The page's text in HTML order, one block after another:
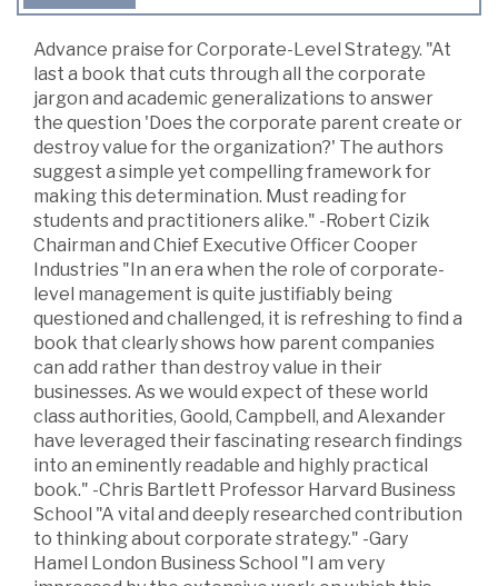
Advance praise for Corporate-Level Strategy. "At
last a book that cuts through all the corporate
jargon and academic generalizations to answer
the question 'Does the corporate parent create or
destroy value for the organization?' The authors
suggest a simple yet compelling framework for
making this determination. Must reading for
students and practitioners alike." -Robert Cizik
Chairman and Chief Executive Officer Cooper
Industries "In an era when the role of corporate-
level management is quite justifiably being
questioned and challenged, it is refreshing to find a
book that clearly shows how parent companies
can add rather than destroy value in their
businesses. As we would expect of these world
class authorities, Goold, Campbell, and Alexander
have leveraged their fascinating research findings
into an eminently readable and highly practical
book." -Chris Bartlett Professor Harvard Business
School "A vital and deeply researched contribution
to thinking about corporate strategy." -Gary
Hamel London Business School "I am very